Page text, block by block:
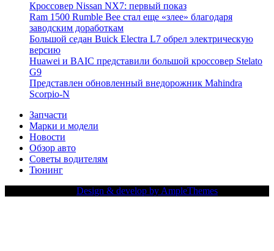
Кроссовер Nissan NX7: первый показ
Ram 1500 Rumble Bee стал еще «злее» благодаря
заводским доработкам
Большой седан Buick Electra L7 обрел электрическую
версию
Huawei и BAIC представили большой кроссовер Stelato
G9
Представлен обновленный внедорожник Mahindra
Scorpio-N
Запчасти
Марки и модели
Новости
Обзор авто
Советы водителям
Тюнинг
Design & develop by AmpleThemes